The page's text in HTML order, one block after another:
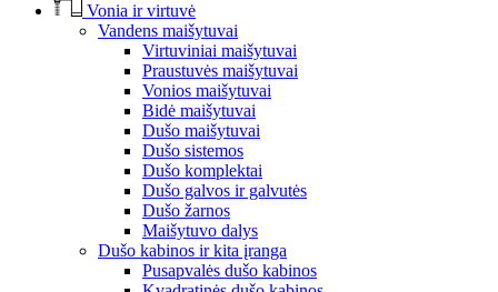
Vonia ir virtuvė
Vandens maišytuvai
Virtuviniai maišytuvai
Praustuvės maišytuvai
Vonios maišytuvai
Bidė maišytuvai
Dušo maišytuvai
Dušo sistemos
Dušo komplektai
Dušo galvos ir galvutės
Dušo žarnos
Maišytuvo dalys
Dušo kabinos ir kita įranga
Pusapvalės dušo kabinos